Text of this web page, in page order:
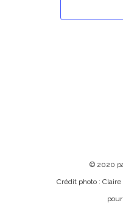
© 2020
Crédit photo :